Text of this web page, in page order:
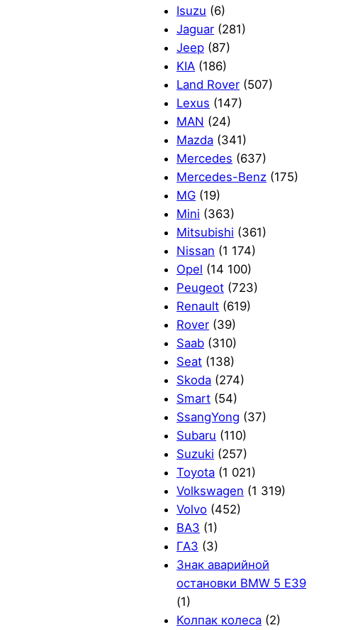
Isuzu (6)
Jaguar (281)
Jeep (87)
KIA (186)
Land Rover (507)
Lexus (147)
MAN (24)
Mazda (341)
Mercedes (637)
Mercedes-Benz (175)
MG (19)
Mini (363)
Mitsubishi (361)
Nissan (1 174)
Opel (14 100)
Peugeot (723)
Renault (619)
Rover (39)
Saab (310)
Seat (138)
Skoda (274)
Smart (54)
SsangYong (37)
Subaru (110)
Suzuki (257)
Toyota (1 021)
Volkswagen (1 319)
Volvo (452)
ВАЗ (1)
ГАЗ (3)
Знак аварийной
остановки BMW 5 E39
(1)
Колпак колеса (2)